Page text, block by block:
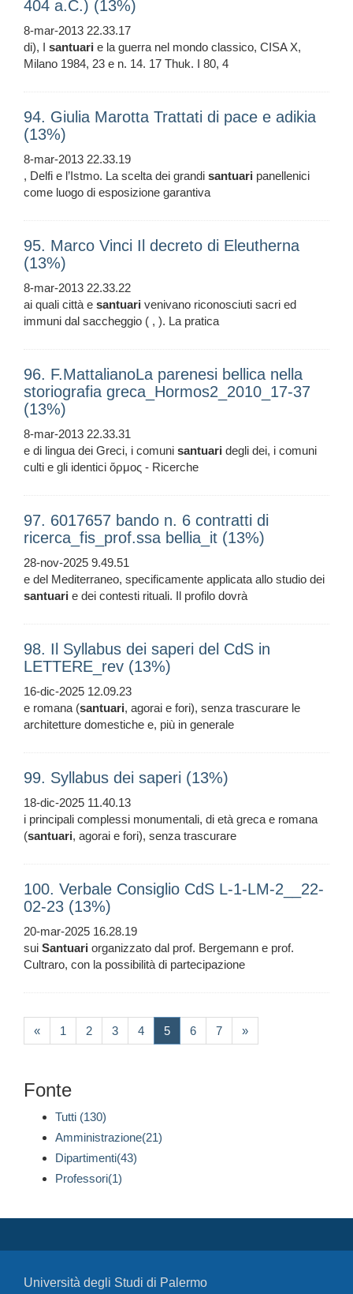
404 a.C.) (13%)
8-mar-2013 22.33.17
di), I santuari e la guerra nel mondo classico, CISA X,
Milano 1984, 23 e n. 14. 17 Thuk. I 80, 4
94. Giulia Marotta Trattati di pace e adikia
(13%)
8-mar-2013 22.33.19
, Delfi e l’Istmo. La scelta dei grandi santuari panellenici
come luogo di esposizione garantiva
95. Marco Vinci Il decreto di Eleutherna
(13%)
8-mar-2013 22.33.22
ai quali città e santuari venivano riconosciuti sacri ed
immuni dal saccheggio ( , ). La pratica
96. F.MattalianoLa parenesi bellica nella
storiografia greca_Hormos2_2010_17-37
(13%)
8-mar-2013 22.33.31
e di lingua dei Greci, i comuni santuari degli dei, i comuni
culti e gli identici ὅρμος - Ricerche
97. 6017657 bando n. 6 contratti di
ricerca_fis_prof.ssa bellia_it (13%)
28-nov-2025 9.49.51
e del Mediterraneo, specificamente applicata allo studio dei
santuari e dei contesti rituali. Il profilo dovrà
98. Il Syllabus dei saperi del CdS in
LETTERE_rev (13%)
16-dic-2025 12.09.23
e romana (santuari, agorai e fori), senza trascurare le
architetture domestiche e, più in generale
99. Syllabus dei saperi (13%)
18-dic-2025 11.40.13
i principali complessi monumentali, di età greca e romana
(santuari, agorai e fori), senza trascurare
100. Verbale Consiglio CdS L-1-LM-2__22-
02-23 (13%)
20-mar-2025 16.28.19
sui Santuari organizzato dal prof. Bergemann e prof.
Cultraro, con la possibilità di partecipazione
« 1 2 3 4 5(current)
6 7 »
Fonte
Tutti (130)
Amministrazione(21)
Dipartimenti(43)
Professori(1)
Università degli Studi di Palermo